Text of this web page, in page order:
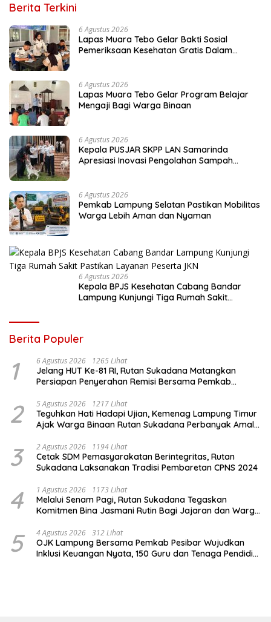
Berita Terkini
6 Agustus 2026
Lapas Muara Tebo Gelar Bakti Sosial
Pemeriksaan Kesehatan Gratis Dalam
6 Agustus 2026
Lapas Muara Tebo Gelar Program Belajar
Mengaji Bagi Warga Binaan
6 Agustus 2026
Kepala PUSJAR SKPP LAN Samarinda
Apresiasi Inovasi Pengolahan Sampah
6 Agustus 2026
Pemkab Lampung Selatan Pastikan Mobilitas
Warga Lebih Aman dan Nyaman
6 Agustus 2026
Kepala BPJS Kesehatan Cabang Bandar
Lampung Kunjungi Tiga Rumah Sakit
Berita Populer
1 6 Agustus 2026 1265 Lihat
Jelang HUT Ke-81 RI, Rutan Sukadana Matangkan
Persiapan Penyerahan Remisi Bersama Pemkab
2 5 Agustus 2026 1217 Lihat
Teguhkan Hati Hadapi Ujian, Kemenag Lampung Timur
Ajak Warga Binaan Rutan Sukadana Perbanyak Amal
3 2 Agustus 2026 1194 Lihat
Cetak SDM Pemasyarakatan Berintegritas, Rutan
Sukadana Laksanakan Tradisi Pembaretan CPNS 2024
4 1 Agustus 2026 1173 Lihat
Melalui Senam Pagi, Rutan Sukadana Tegaskan
Komitmen Bina Jasmani Rutin Bagi Jajaran dan Warga
5 4 Agustus 2026 312 Lihat
OJK Lampung Bersama Pemkab Pesibar Wujudkan
Inklusi Keuangan Nyata, 150 Guru dan Tenaga Pendidik